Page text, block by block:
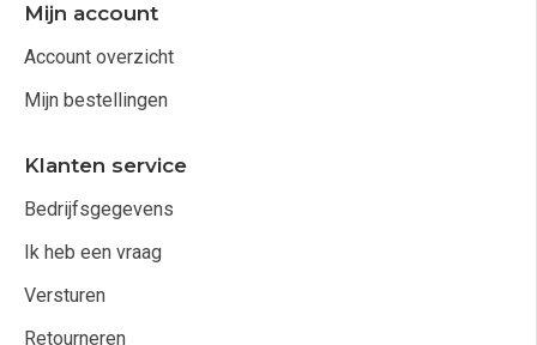
Mijn account
Account overzicht
Mijn bestellingen
Klanten service
Bedrijfsgegevens
Ik heb een vraag
Versturen
Retourneren